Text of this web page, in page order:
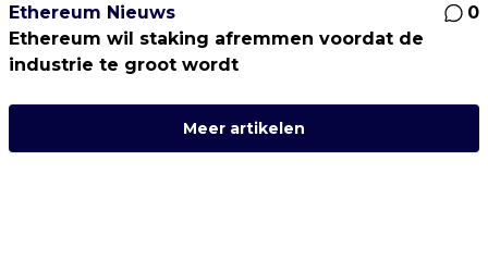
Ethereum Nieuws
0
Ethereum wil staking afremmen voordat de
industrie te groot wordt
Meer artikelen